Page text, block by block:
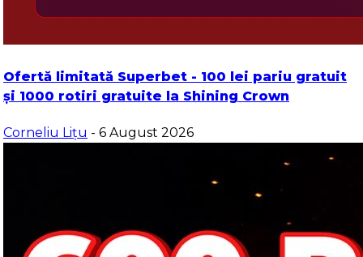
Ofertă limitată Superbet - 100 lei pariu gratuit
și 1000 rotiri gratuite la Shining Crown
Corneliu Lițu - 6 August 2026